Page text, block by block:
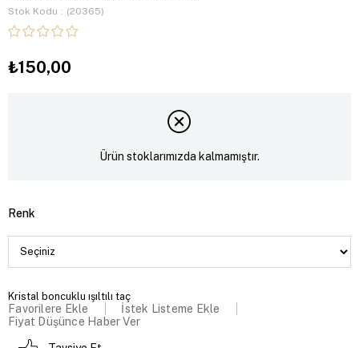
Stok Kodu (20365)
₺150,00
Ürün stoklarımızda kalmamıştır.
Renk
Kristal boncuklu ışıltılı taç
Favorilere Ekle
İstek Listeme Ekle
Fiyat Düşünce Haber Ver